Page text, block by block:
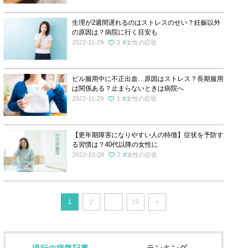
生理が2週間遅れるのはストレスのせい？妊娠以外
の原因は？病院に行く目安も
2022-11-29 3 女性の症状
ピル服用中に不正出血…原因はストレス？長期服用
は関係ある？止まらないときは病院へ
2022-11-29 1 女性の症状
【更年期障害になりやすい人の特徴】症状を予防す
る習慣は？40代以降の女性に
2022-10-28 2 女性の症状
1 2 … 15 >